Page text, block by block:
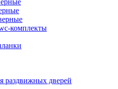
комплекты
раздвижных дверей